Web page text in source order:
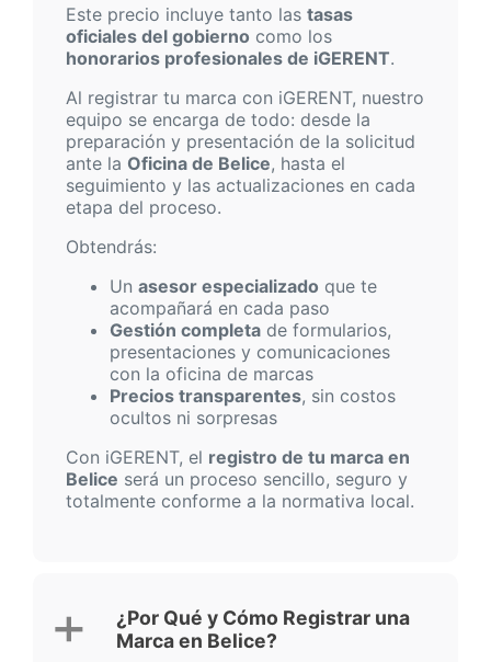
Este precio incluye tanto las tasas
oficiales del gobierno como los
honorarios profesionales de iGERENT.
Al registrar tu marca con iGERENT, nuestro
equipo se encarga de todo: desde la
preparación y presentación de la solicitud
ante la Oficina de Belice, hasta el
seguimiento y las actualizaciones en cada
etapa del proceso.
Obtendrás:
Un asesor especializado que te
acompañará en cada paso
Gestión completa de formularios,
presentaciones y comunicaciones
con la oficina de marcas
Precios transparentes, sin costos
ocultos ni sorpresas
Con iGERENT, el registro de tu marca en
Belice será un proceso sencillo, seguro y
totalmente conforme a la normativa local.
¿Por Qué y Cómo Registrar una
Marca en Belice?